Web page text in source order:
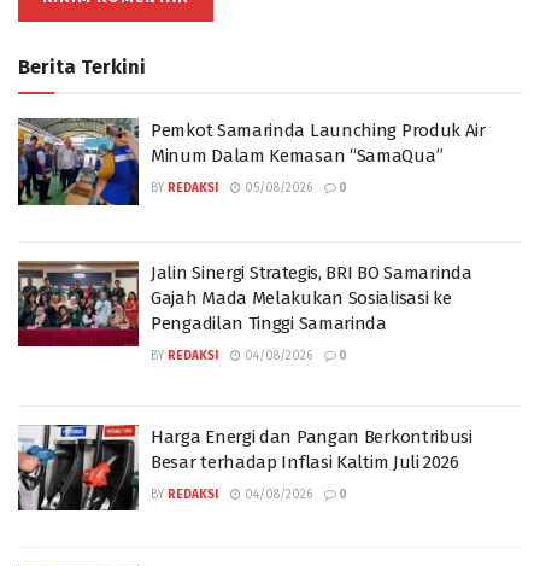
Berita Terkini
Pemkot Samarinda Launching Produk Air
Minum Dalam Kemasan “SamaQua”
BY REDAKSI 05/08/2026 0
Jalin Sinergi Strategis, BRI BO Samarinda
Gajah Mada Melakukan Sosialisasi ke
Pengadilan Tinggi Samarinda
BY REDAKSI 04/08/2026 0
Harga Energi dan Pangan Berkontribusi
Besar terhadap Inflasi Kaltim Juli 2026
BY REDAKSI 04/08/2026 0